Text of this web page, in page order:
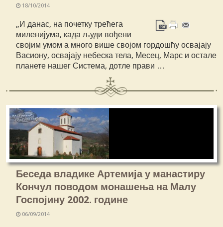
18/10/2014
„И данас, на почетку трећега
миленијума, када људи вођени
својим умом а много више својом гордошћу освајају
Васиону, освајају небеска тела, Месец, Марс и остале
планете нашег Система, дотле прави …
Беседа владике Артемија у манастиру
Кончул поводом монашења на Малу
Госпојину 2002. године
06/09/2014